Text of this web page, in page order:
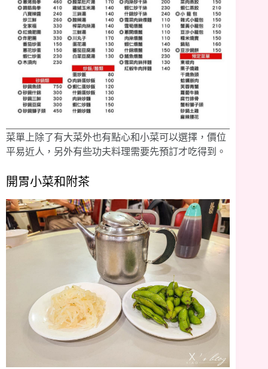
菜單上除了有大菜外也有點心和小菜可以選擇，價位
平易近人，另外有些功夫料理需要先預訂才吃得到。
開胃小菜和附茶